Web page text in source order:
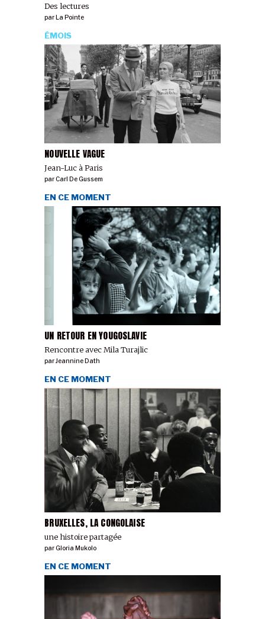
Des lectures
parLa Pointe
NOUVELLE VAGUE
Jean-Luc à Paris
ÉMOIS
parCarl De Gussem
UN RETOUR EN YOUGOSLAVIE
Rencontre avec Mila Turajlic
EN CE MOMENT
parJeannine Dath
BRUXELLES, LA CONGOLAISE
une histoire partagée
EN CE MOMENT
parGloria Mukolo
EN CE MOMENT